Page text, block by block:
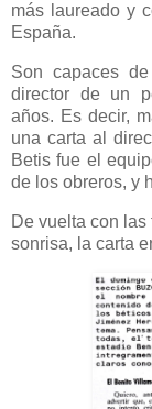
más laureado y
España.
Son capaces
director de un
años. Es decir,
una carta al
Betis fue el
de los obreros, y
De vuelta con
sonrisa, la carta